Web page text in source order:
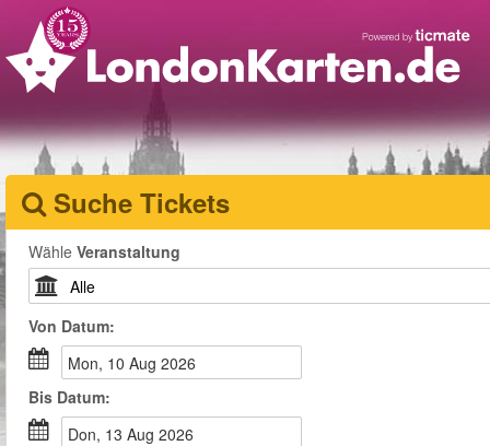
Suche Tickets
Wähle Veranstaltung
Von Datum:
Mon, 10 Aug 2026
Bis Datum:
Don, 13 Aug 2026